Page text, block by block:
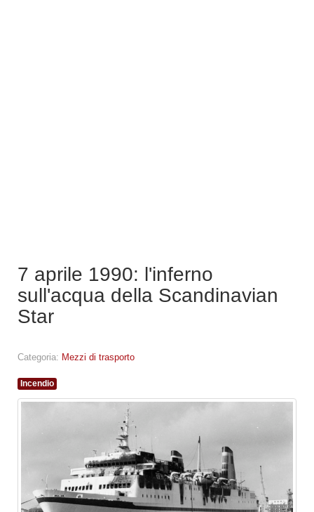
7 aprile 1990: l'inferno
sull'acqua della Scandinavian
Star
Categoria: Mezzi di trasporto
Incendio